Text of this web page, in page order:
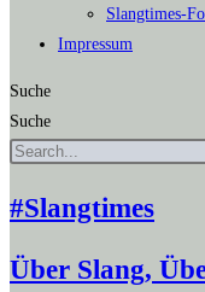
Slang­times-
Impres­sum
Suche
Suche
#Slangtimes
Über Slang,